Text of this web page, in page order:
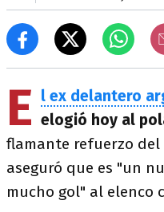
E l ex delantero
elogió hoy al
flamante refuerzo del
aseguró que es "un
mucho gol" al elenco